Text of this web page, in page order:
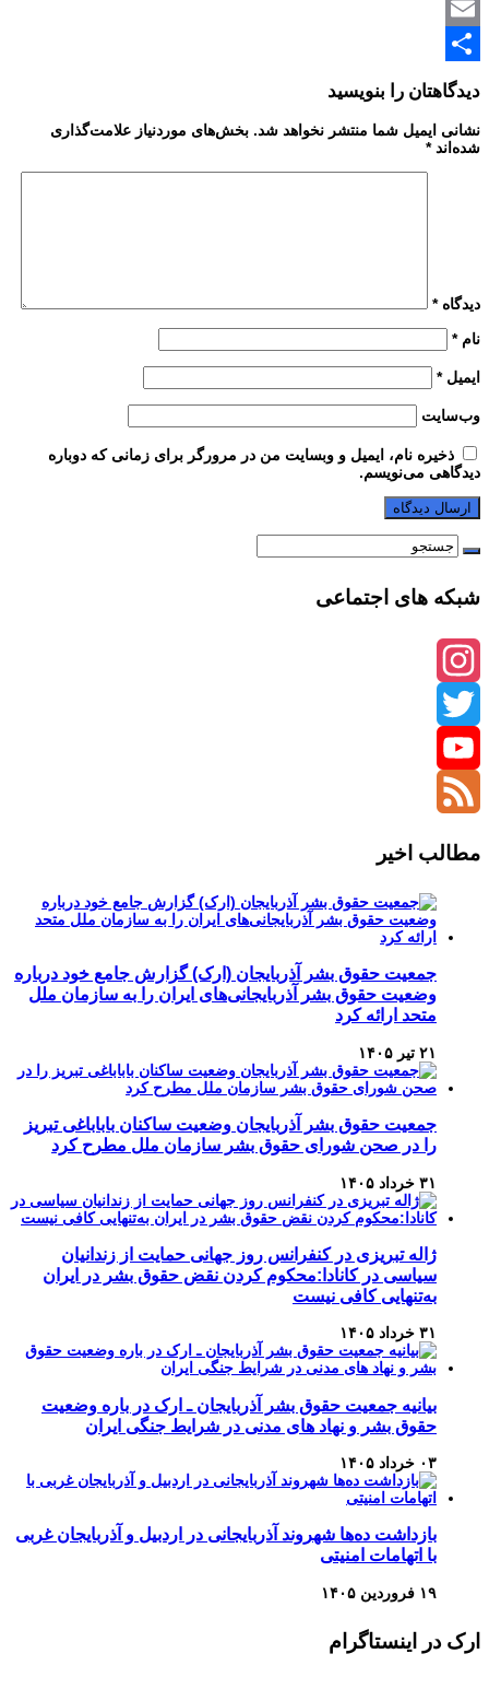
Link
Print
Email
Share
دیدگاهتان را بنویسید
نشانی ایمیل شما منتشر نخواهد شد. بخش‌های موردنیاز علامت‌گذاری
شده‌اند*
دیدگاه*
نام*
ایمیل*
وب‌سایت
ذخیره نام، ایمیل و وبسایت من در مرورگر برای زمانی که دوباره
دیدگاهی می‌نویسم.
شبکه های اجتماعی
Instagram
Twitter
YouTube
مطالب اخیر
جمعیت حقوق بشر آذربایجان (ارک) گزارش جامع خود درباره
وضعیت حقوق بشر آذربایجانی‌های ایران را به سازمان ملل
متحد ارائه کرد
۲۱ تیر ۱۴۰۵
جمعیت حقوق بشر آذربایجان وضعیت ساکنان باباباغی تبریز
را در صحن شورای حقوق بشر سازمان ملل مطرح کرد
۳۱ خرداد ۱۴۰۵
ژاله تبریزی در کنفرانس روز جهانی حمایت از زندانیان
سیاسی در کانادا:محکوم کردن نقض حقوق بشر در ایران
به‌تنهایی کافی نیست
۳۱ خرداد ۱۴۰۵
بیانیه جمعیت حقوق بشر آذربایجان ـ ارک در باره وضعیت
حقوق بشر و نهاد های مدنی در شرایط جنگی ایران
۰۳ خرداد ۱۴۰۵
بازداشت ده‌ها شهروند آذربایجانی در اردبیل و آذربایجان غربی
با اتهامات امنیتی
۱۹ فروردین ۱۴۰۵
ارک در اینستاگرام